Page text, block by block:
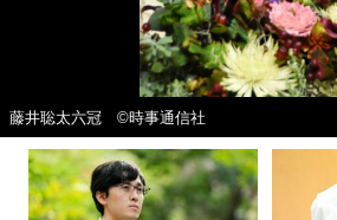
藤井聡太六冠 ©時事通信社